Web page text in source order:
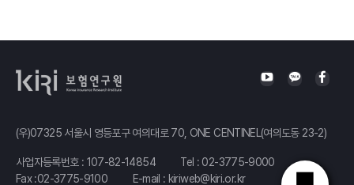
(우)07325 서울시 영등포구 여의대로 70, ONE CENTINEL(여의도동 23-2)
사업자등록번호 : 107-82-14854 Tel : 02-3775-9000
Fax :02-3775-9100
E-mail : kiriweb@kiri.or.kr